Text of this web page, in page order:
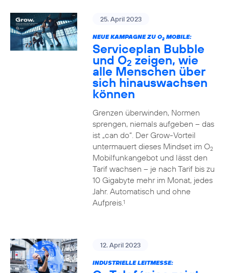
25. April 2023
NEUE KAMPAGNE ZU O2MOBILE:
Serviceplan Bubble
und O2 zeigen, wie
alle Menschen über
sich hinauswachsen
können
Grenzen überwinden, Normen
sprengen, niemals aufgeben – das
ist „can do“. Der Grow-Vorteil
untermauert dieses Mindset im O2
Mobilfunkangebot und lässt den
Tarif wachsen – je nach Tarif bis zu
10 Gigabyte mehr im Monat, jedes
Jahr. Automatisch und ohne
Aufpreis.1
12. April 2023
INDUSTRIELLE LEITMESSE: